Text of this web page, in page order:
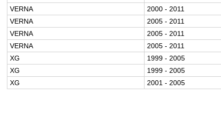
VERNA
2000 - 2011
VERNA
2005 - 2011
VERNA
2005 - 2011
VERNA
2005 - 2011
XG
1999 - 2005
XG
1999 - 2005
XG
2001 - 2005